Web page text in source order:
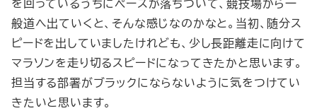
を回っているうちにペースが落ちついて、競技場から一
般道へ出ていくと、そんな感じなのかなと。当初、随分ス
ピードを出していましたけれども、少し長距離走に向けて
マラソンを走り切るスピードになってきたかと思います。
担当する部署がブラックにならないように気をつけてい
きたいと思います。